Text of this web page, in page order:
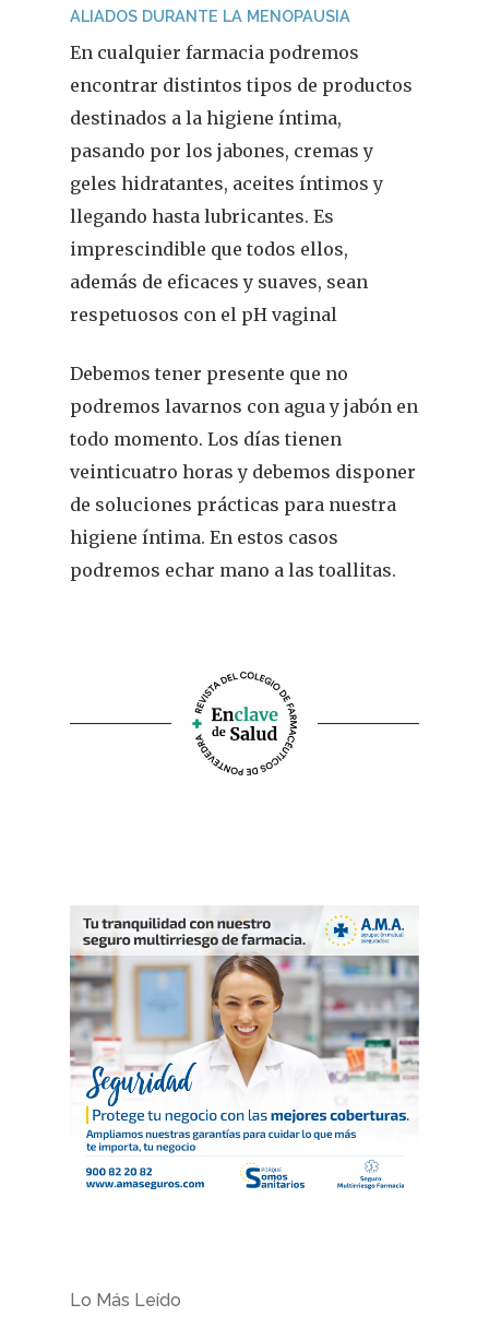
ALIADOS DURANTE LA MENOPAUSIA
En cualquier farmacia podremos
encontrar distintos tipos de productos
destinados a la higiene íntima,
pasando por los jabones, cremas y
geles hidratantes, aceites íntimos y
llegando hasta lubricantes. Es
imprescindible que todos ellos,
además de eficaces y suaves, sean
respetuosos con el pH vaginal
Debemos tener presente que no
podremos lavarnos con agua y jabón en
todo momento. Los días tienen
veinticuatro horas y debemos disponer
de soluciones prácticas para nuestra
higiene íntima. En estos casos
podremos echar mano a las toallitas.
Lo Más Leído
Infantil
I Jornada Gallega De
Dermofarmacia
Problemas
Salud
Nutrición
Fitoterapia
La Voz De
Pacientes
Suscribirme